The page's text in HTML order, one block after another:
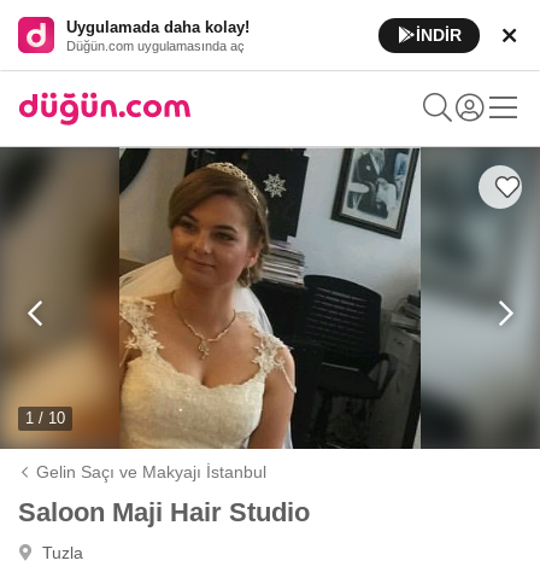
Uygulamada daha kolay!
Düğün.com uygulamasında aç
İNDİR
1 / 10
Gelin Saçı ve Makyajı İstanbul
Saloon Maji Hair Studio
Tuzla